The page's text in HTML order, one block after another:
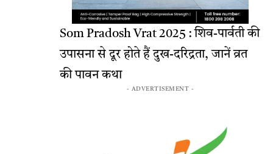
Som Pradosh Vrat 2025 : शिव-पार्वती की
उपासना से दूर होते हैं दुख-दरिद्रता, जानें व्रत
की पावन कथा
- ADVERTISEMENT -